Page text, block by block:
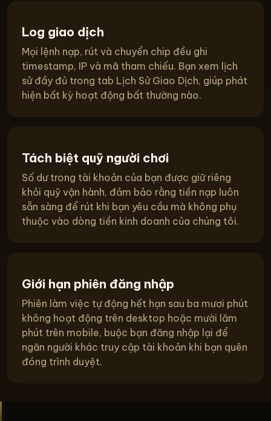
Log giao dịch
Mọi lệnh nạp, rút và chuyển chip đều ghi
timestamp, IP và mã tham chiếu. Bạn xem lịch
sử đầy đủ trong tab Lịch Sử Giao Dịch, giúp phát
hiện bất kỳ hoạt động bất thường nào.
Tách biệt quỹ người chơi
Số dư trong tài khoản của bạn được giữ riêng
khỏi quỹ vận hành, đảm bảo rằng tiền nạp luôn
sẵn sàng để rút khi bạn yêu cầu mà không phụ
thuộc vào dòng tiền kinh doanh của chúng tôi.
Giới hạn phiên đăng nhập
Phiên làm việc tự động hết hạn sau ba mươi phút
không hoạt động trên desktop hoặc mười lăm
phút trên mobile, buộc bạn đăng nhập lại để
ngăn người khác truy cập tài khoản khi bạn quên
đóng trình duyệt.